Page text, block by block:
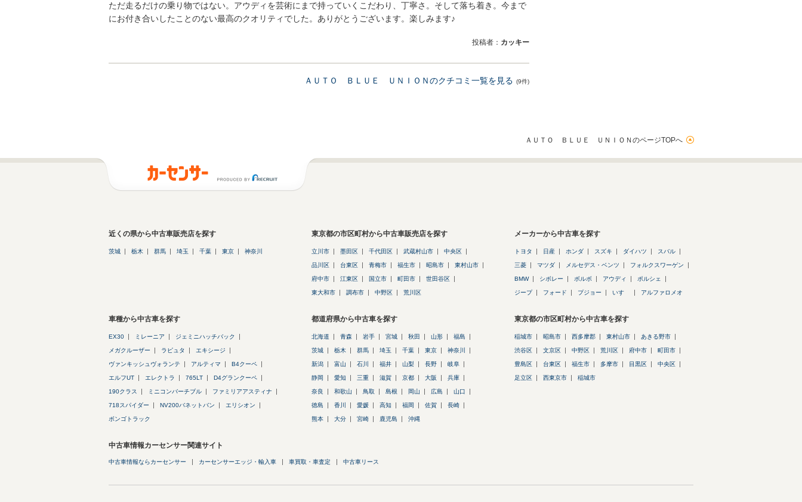
ただ走るだけの乗り物ではない。アウディを芸術にまで持っていくこだわり、丁寧さ。そして落ち着き。今まで
にお付き合いしたことのない最高のクオリティでした。ありがとうございます。楽しみます♪
投稿者： カッキー
ＡＵＴＯ ＢＬＵＥ ＵＮＩＯＮのクチコミ一覧を見る (9件)
ＡＵＴＯ ＢＬＵＥ ＵＮＩＯＮのページTOPへ
近くの県から中古車販売店を探す
茨城 栃木 群馬 埼玉 千葉 東京 神奈川
東京都の市区町村から中古車販売店を探す
立川市 墨田区 千代田区 武蔵村山市 中央区
品川区 台東区 青梅市 福生市 昭島市 東村山市
府中市 江東区 国立市 町田市 世田谷区
東大和市 調布市 中野区 荒川区
メーカーから中古車を探す
トヨタ 日産 ホンダ スズキ ダイハツ スバル
三菱 マツダ メルセデス・ベンツ フォルクスワーゲン
BMW シボレー ボルボ アウディ ポルシェ
ジープ フォード プジョー いすゞ アルファロメオ
車種から中古車を探す
EX30 ミレーニア ジェミニハッチバック
メガクルーザー ラピュタ エキシージ
ヴァンキッシュヴォランテ アルティマ B4クーペ
エルフUT エレクトラ 765LT D4グランクーペ
190クラス ミニコンバーチブル ファミリアアスティナ
718スパイダー NV200バネットバン エリシオン
ボンゴトラック
都道府県から中古車を探す
北海道 青森 岩手 宮城 秋田 山形 福島
茨城 栃木 群馬 埼玉 千葉 東京 神奈川
新潟 富山 石川 福井 山梨 長野 岐阜
静岡 愛知 三重 滋賀 京都 大阪 兵庫
奈良 和歌山 鳥取 島根 岡山 広島 山口
徳島 香川 愛媛 高知 福岡 佐賀 長崎
熊本 大分 宮崎 鹿児島 沖縄
東京都の市区町村から中古車を探す
稲城市 昭島市 西多摩郡 東村山市 あきる野市
渋谷区 文京区 中野区 荒川区 府中市 町田市
豊島区 台東区 福生市 多摩市 目黒区 中央区
足立区 西東京市 稲城市
中古車情報カーセンサー関連サイト
中古車情報ならカーセンサー カーセンサーエッジ・輸入車 車買取・車査定 中古車リース